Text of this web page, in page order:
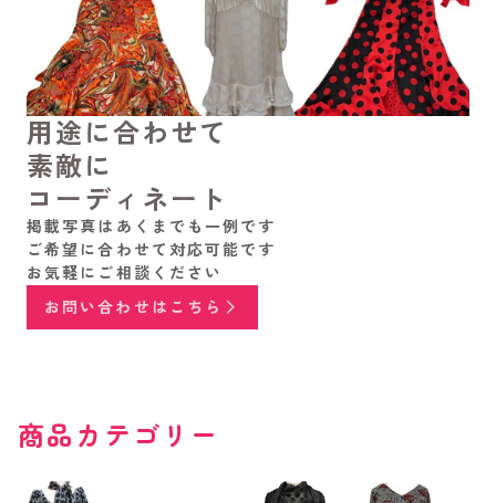
用途に合わせて
素敵に
コーディネート
掲載写真はあくまでも一例です
ご希望に合わせて対応可能です
お気軽にご相談ください
お問い合わせはこちら
商品カテゴリー